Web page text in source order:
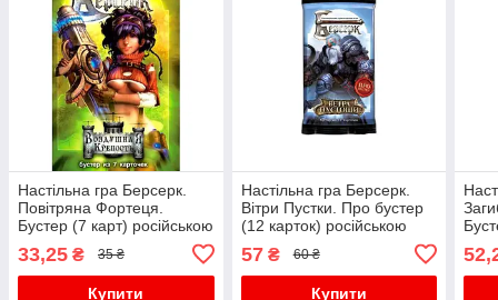
Настільна гра Берсерк.
Повітряна Фортеця.
Бустер (7 карт) російською
33,25 ₴ 35 ₴
Купити
Настільна гра Берсерк.
Вітри Пустки. Про бустер
(12 карток) російською
57₴ 60 ₴
Купити